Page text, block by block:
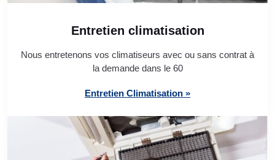
Entretien climatisation
Nous entretenons vos climatiseurs avec ou sans contrat à
la demande dans le 60
Entretien Climatisation »